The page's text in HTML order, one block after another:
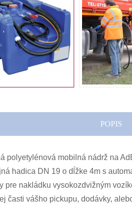
POPIS
polyetylénová mobilná nádrž na
hadica DN 19 o dĺžke 4m s
pre nakládku vysokozdvižným
časti vášho pickupu, dodávky,